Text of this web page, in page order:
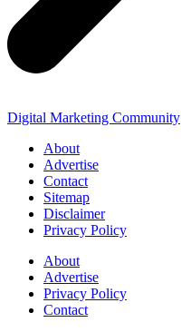
Digital Marketing Community
About
Advertise
Contact
Sitemap
Disclaimer
Privacy Policy
About
Advertise
Privacy Policy
Contact